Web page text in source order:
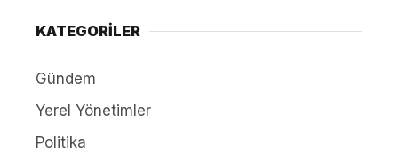
KATEGORİLER
Gündem
Yerel Yönetimler
Politika